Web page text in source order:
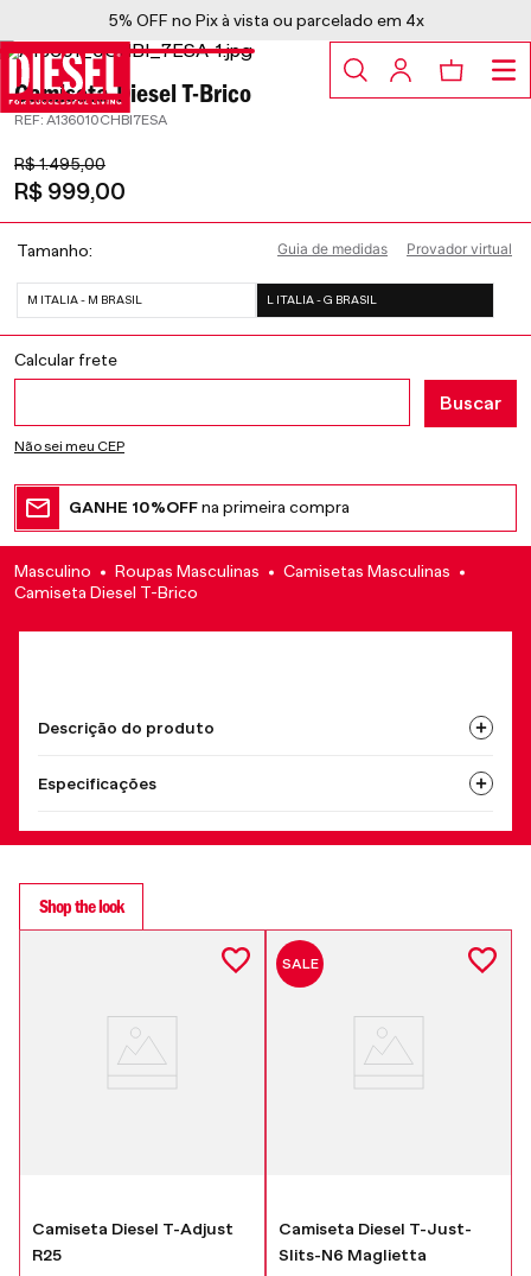
5% OFF no Pix à vista ou parcelado em 4x
Camiseta Diesel T-Brico
: A136010CHBI7ESA
R$1.495,00
R$ 999,00
Provador virtual
Guia de medidas
Tamanho
M ITALIA - M BRASIL L ITALIA - G BRASIL
Não sei meu CEP
GANHE 10%OFFna primeira compra
Masculino Roupas Masculinas
Camisetas Masculinas
Camiseta Diesel T-Brico
Descrição do produto
Especificações
Shop the look
Camiseta Diesel T-Adjust
R25
SALE
Camiseta Diesel T-Just-
Slits-N6 Maglietta